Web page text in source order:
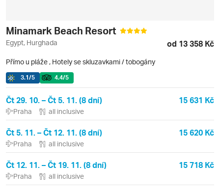
Minamark Beach Resort
Egypt, Hurghada od 13 358 Kč
Přímo u pláže , Hotely se skluzavkami / tobogány
3.1/5 4.4/5
Čt 29. 10. – Čt 5. 11. (8 dní) 15 631 Kč
Praha all inclusive
Čt 5. 11. – Čt 12. 11. (8 dní) 15 620 Kč
Praha all inclusive
Čt 12. 11. – Čt 19. 11. (8 dní) 15 718 Kč
Praha all inclusive